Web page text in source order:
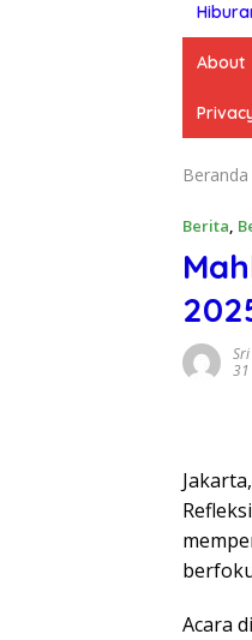
About
Beranda
Berita,
31
Acara